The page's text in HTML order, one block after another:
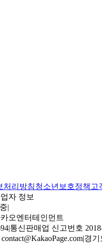
처리방침청소년보호정책 고
자 정보
|
오엔터테인먼트
|통신판매업 신고번호
|경기